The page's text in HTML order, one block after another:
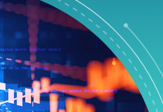
支援科技初創
創科創投
產學研1+計
創科加速
培養創科文化